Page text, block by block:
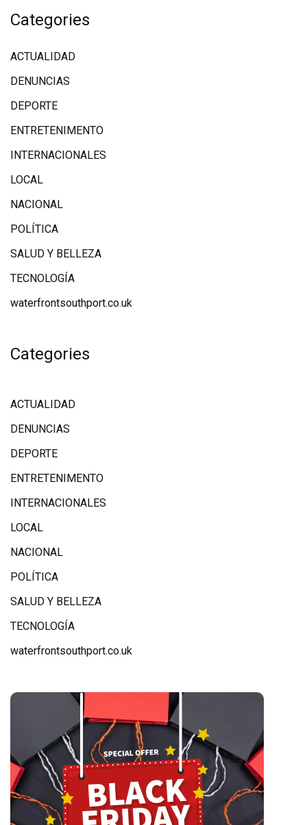
Categories
ACTUALIDAD
DENUNCIAS
DEPORTE
ENTRETENIMENTO
INTERNACIONALES
LOCAL
NACIONAL
POLÍTICA
SALUD Y BELLEZA
TECNOLOGÍA
waterfrontsouthport.co.uk
Categories
ACTUALIDAD
DENUNCIAS
DEPORTE
ENTRETENIMENTO
INTERNACIONALES
LOCAL
NACIONAL
POLÍTICA
SALUD Y BELLEZA
TECNOLOGÍA
waterfrontsouthport.co.uk